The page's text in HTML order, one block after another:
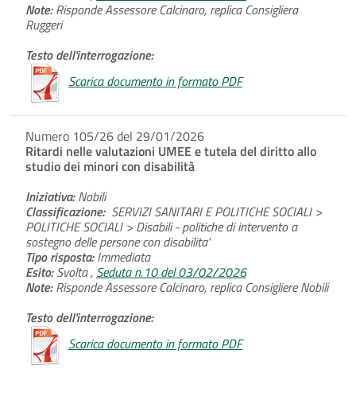
Note:Risponde Assessore Calcinaro, replica Consigliera
Ruggeri
Testo dell'interrogazione:
Scarica documento in formato PDF
Numero 105/26 del 29/01/2026
Ritardi nelle valutazioni UMEE e tutela del diritto allo
studio dei minori con disabilità
Iniziativa:Nobili
Classificazione: SERVIZI SANITARI E POLITICHE SOCIALI >
POLITICHE SOCIALI > Disabili - politiche di intervento a
sostegno delle persone con disabilita'
Tipo risposta:Immediata
Esito:Svolta , Seduta n.10 del 03/02/2026
Note:Risponde Assessore Calcinaro, replica Consigliere Nobili
Testo dell'interrogazione:
Scarica documento in formato PDF